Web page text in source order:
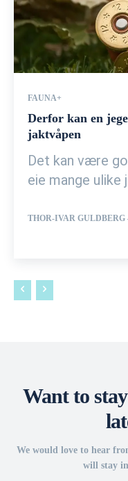
FAUNA+
Derfor kan en
jaktvåpen
Det kan være
eie mange ulike
THOR-IVAR GULDBERG
Want to
We would love to hear
will stay